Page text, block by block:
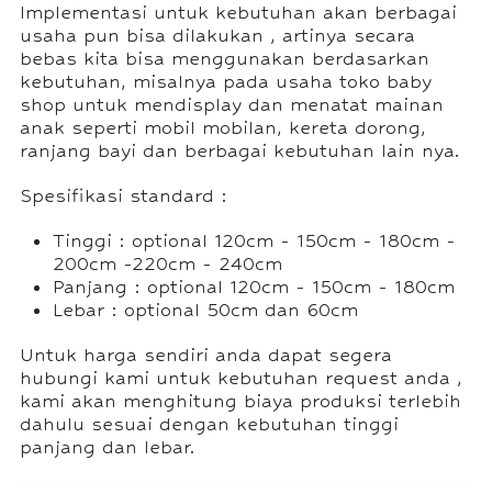
Implementasi untuk kebutuhan akan berbagai
usaha pun bisa dilakukan , artinya secara
bebas kita bisa menggunakan berdasarkan
kebutuhan, misalnya pada usaha toko baby
shop untuk mendisplay dan menatat mainan
anak seperti mobil mobilan, kereta dorong,
ranjang bayi dan berbagai kebutuhan lain nya.
Spesifikasi standard :
Tinggi : optional 120cm - 150cm - 180cm -
200cm -220cm - 240cm
Panjang : optional 120cm - 150cm - 180cm
Lebar : optional 50cm dan 60cm
Untuk harga sendiri anda dapat segera
hubungi kami untuk kebutuhan request anda ,
kami akan menghitung biaya produksi terlebih
dahulu sesuai dengan kebutuhan tinggi
panjang dan lebar.